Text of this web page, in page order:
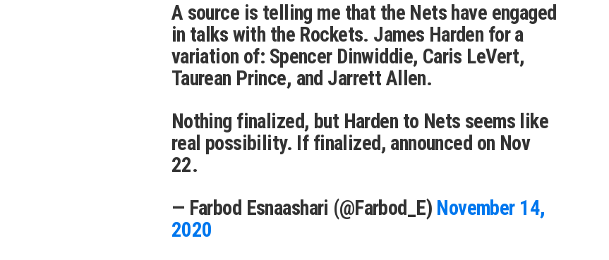
A source is telling me that the Nets have engaged
in talks with the Rockets. James Harden for a
variation of: Spencer Dinwiddie, Caris LeVert,
Taurean Prince, and Jarrett Allen.
Nothing finalized, but Harden to Nets seems like
real possibility. If finalized, announced on Nov
22.
— Farbod Esnaashari (@Farbod_E) November 14,
2020